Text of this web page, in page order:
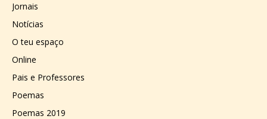
Jornais
Notícias
O teu espaço
Online
Pais e Professores
Poemas
Poemas 2019